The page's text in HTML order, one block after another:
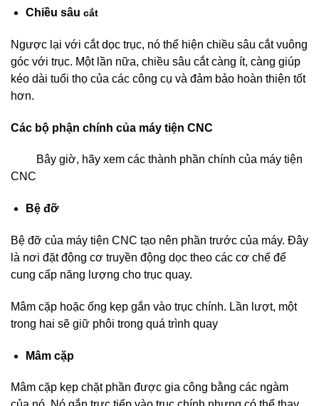
Chiều sâu cắt
Ngược lại với cắt dọc trục, nó thể hiện chiều sâu cắt vuông
góc với trục. Một lần nữa, chiều sâu cắt càng ít, càng giúp
kéo dài tuổi thọ của các công cụ và đảm bảo hoàn thiện tốt
hơn.
Các bộ phận chính của máy tiện CNC
Bây giờ, hãy xem các thành phần chính của máy tiện
CNC
Bệ đỡ
Bệ đỡ của máy tiện CNC tạo nên phần trước của máy. Đây
là nơi đặt động cơ truyền động dọc theo các cơ chế để
cung cấp năng lượng cho trục quay.
Mâm cặp hoặc ống kẹp gắn vào trục chính. Lần lượt, một
trong hai sẽ giữ phôi trong quá trình quay
Mâm cặp
Mâm cặp kẹp chặt phần được gia công bằng các ngàm